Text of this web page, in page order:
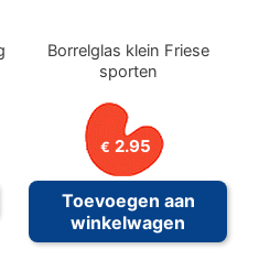
heeft
Borrelglas klein Friese
sporten
€ 2.95
Toevoegen aan
winkelwagen